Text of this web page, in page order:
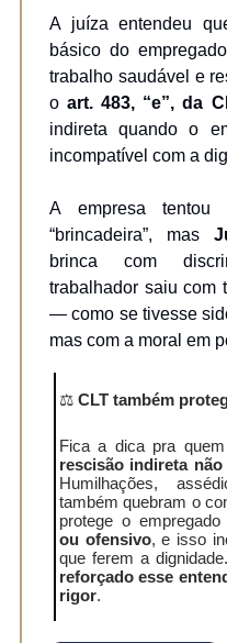
A juíza entendeu
básico do
trabalho saudável e
oart. 483, “e”, da
indireta quando o
incompatível com a
A empresa
“brincadeira”, mas
brinca com
trabalhador saiu com
— como se tivesse
mas com a moral em
⚖️ CLT também
Fica a dica pra
rescisão indireta
Humilhações,
também quebram o
protege o
ou ofensivo, e isso
que ferem a
reforçado esse
rigor.